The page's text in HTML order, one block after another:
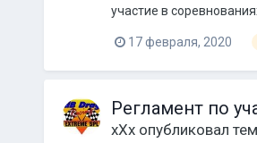
участие в
17 февраля, 2020
Регламент по
xXxопубликовал